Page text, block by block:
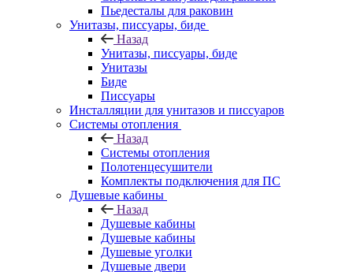
Пьедесталы для раковин
Унитазы, писсуары, биде
Назад
Унитазы, писсуары, биде
Унитазы
Биде
Писсуары
Инсталляции для унитазов и писсуаров
Системы отопления
Назад
Системы отопления
Полотенцесушители
Комплекты подключения для ПС
Душевые кабины
Назад
Душевые кабины
Душевые кабины
Душевые уголки
Душевые двери